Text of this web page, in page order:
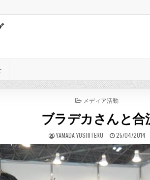
POSTED IN
メディア活動
ブラデカさんと合
AUTHOR:
YAMADA YOSHITERU PUBLISHED
25/04/2014